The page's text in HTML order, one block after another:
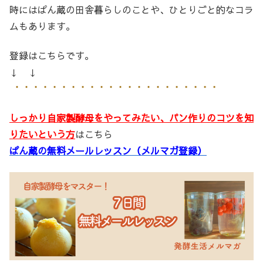
時にはぱん蔵の田舎暮らしのことや、ひとりごと的なコラ
ムもあります。
登録はこちらです。
↓ ↓
しっかり自家製酵母をやってみたい、パン作りのコツを知
りたいという方はこちら
ぱん蔵の無料メールレッスン（メルマガ登録）